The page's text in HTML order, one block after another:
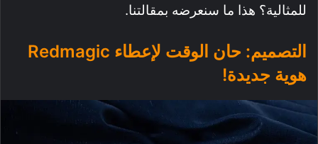
للمثالية؟ هذا ما سنعرضه بمقالتنا.
التصميم: حان الوقت لإعطاء Redmagic
هوية جديدة!